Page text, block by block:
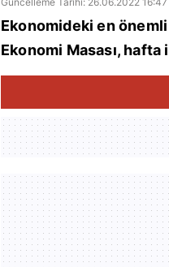
Ekonomideki en
Ekonomi Masası,